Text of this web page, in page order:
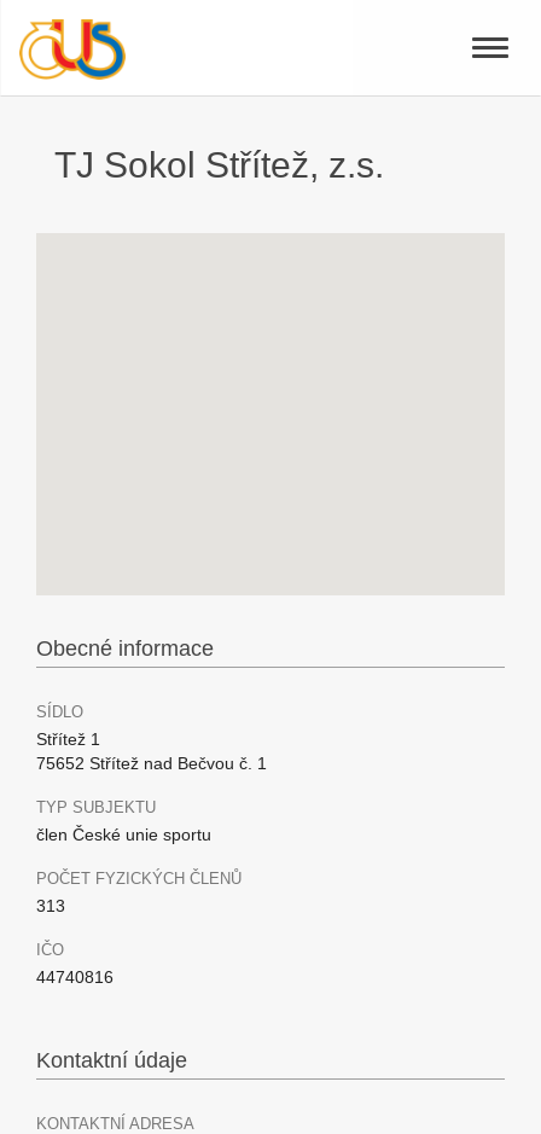
Toggle
TJ Sokol Střítež, z.s.
Obecné informace
SÍDLO
Střítež 1
75652 Střítež nad Bečvou č. 1
TYP SUBJEKTU
člen České unie sportu
POČET FYZICKÝCH ČLENŮ
313
IČO
44740816
Kontaktní údaje
KONTAKTNÍ ADRESA